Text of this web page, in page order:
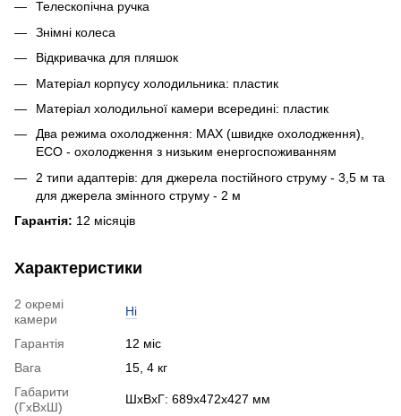
Телескопічна ручка
Знімні колеса
Відкривачка для пляшок
Матеріал корпусу холодильника: пластик
Матеріал холодильної камери всередині: пластик
Два режима охолодження: MAX (швидке охолодження),
ECO - охолодження з низьким енергоспоживанням
2 типи адаптерів: для джерела постійного струму - 3,5 м та
для джерела змінного струму - 2 м
Гарантія: 12 місяців
Характеристики
2 окремі
камери
Ні
Гарантія
12 міс
Вага
15, 4 кг
Габарити
(ГхВхШ)
ШхВхГ: 689x472x427 мм